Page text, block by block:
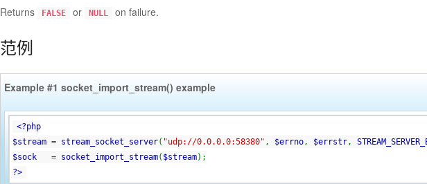
Returns FALSE or NULL on failure.
范例
Example #1 socket_import_stream() example
<?php
$stream = stream_socket_server( "udp://0.0.0.0:58380" , $errno, $errstr,
$sock = socket_import_stream( $stream);
?>